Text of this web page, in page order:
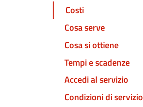
Costi
Cosa serve
Cosa si ottiene
Tempi e scadenze
Accedi al servizio
Condizioni di servizio